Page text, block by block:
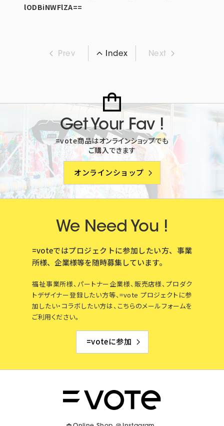
lODBiNWFlZA==
Prev Index Next
Get Your Fav !
=vote商品はオンラインショップでも
ご購入できます
オンラインショップ
We Need You !
=voteではプロジェクトに参加したい方、事業
所様、企業様等を随時募集しています。
福祉事業所様、パートナー企業様、販売店様、プロダク
トデザイナー登録したい方等、=vote プロジェクトに参
加したい・コラボしたい方は、こちらのメールフォームを
ご利用ください。
=voteに参加